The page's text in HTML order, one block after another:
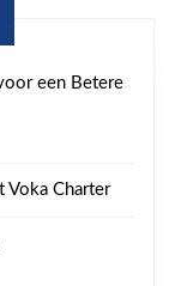
een Betere
Voka Charter